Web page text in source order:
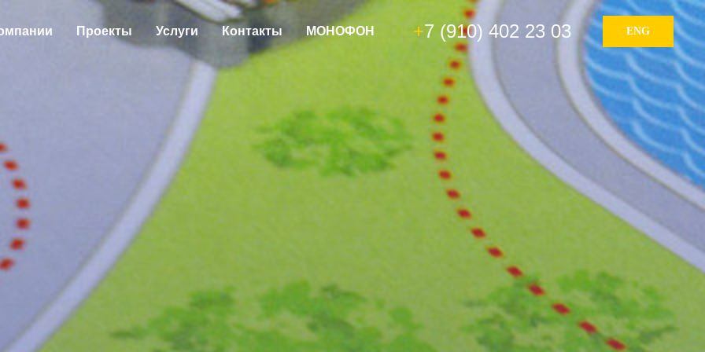
Проекты Услуги Контакты МОНОФОН +7 (910) 402 23 03 ENG